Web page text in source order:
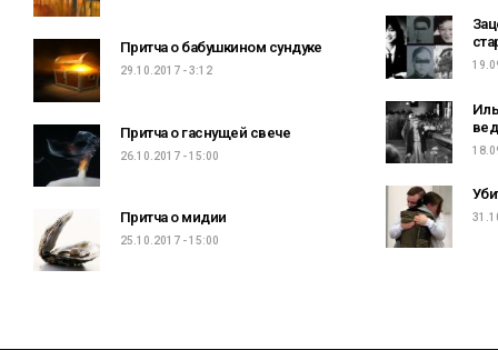
Притча о бабушкином сундуке
29.10.2017 - 3:12
Притча о гаснущей свече
26.10.2017 - 15:00
Притча о мидии
25.10.2017 - 15:00